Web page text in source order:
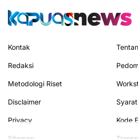
Kontak
Redaksi
Metodologi Riset
Disclaimer
Privacy Kode